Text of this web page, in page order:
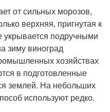
от сильных морозов,
верхняя, пригнутая к
укрывается подручными
зиму виноград
хозяйствах
в подготовленные
землей. На небольших
используют редко.